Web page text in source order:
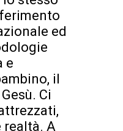
ed
e
il
Ci
realtà. A